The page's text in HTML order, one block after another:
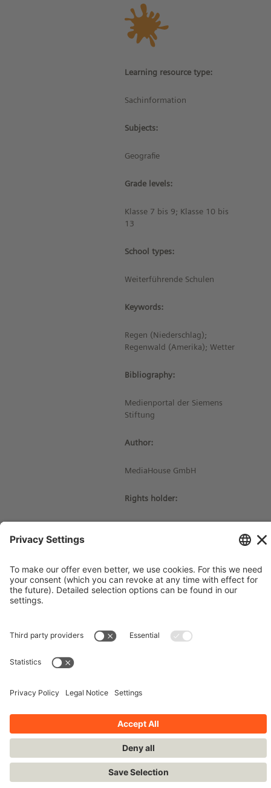
Learning resource type:
Sachinformation
Subjects:
Geografie
Grade levels:
Klasse 7 bis 9; Klasse 10 bis
13
School types:
Weiterführende Schulen
Keywords:
Regen (Niederschlag);
Regenwald (Amerika); Wetter
Bibliography:
Medienportal der Siemens
Stiftung
Author:
MediaHouse GmbH
Rights holder:
Imprint
Privacy Policy